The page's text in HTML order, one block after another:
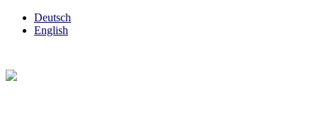
Deutsch
English